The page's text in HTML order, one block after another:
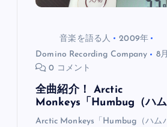
音楽を語る人
2009年
Domino Recording Company
8
0 コメント
全曲紹介！ Arctic
Monkeys「Humbug（ハム
Arctic Monkeys「Humbug（ハム